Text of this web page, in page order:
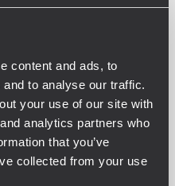
content and ads, to
to analyse our traffic.
your use of our site with
analytics partners who
that you’ve
collected from your use